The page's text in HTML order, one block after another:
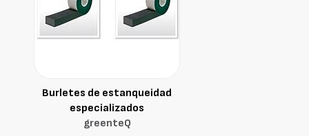
Burletes de estanqueidad
especializados
greenteQ